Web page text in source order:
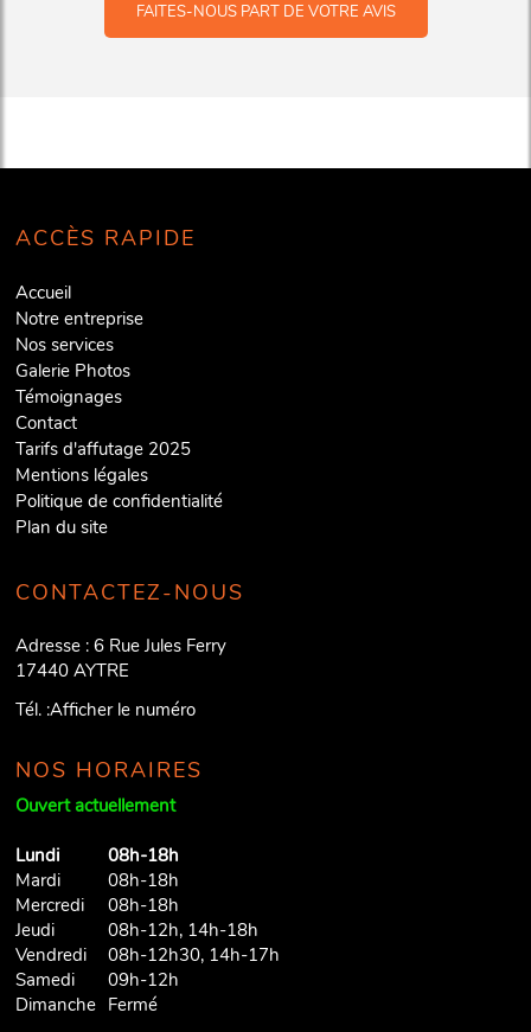
FAITES-NOUS PART DE VOTRE AVIS
ACCÈS RAPIDE
Accueil
Notre entreprise
Nos services
Galerie Photos
Témoignages
Contact
Tarifs d'affutage 2025
Mentions légales
Politique de confidentialité
Plan du site
CONTACTEZ-NOUS
Adresse :6 Rue Jules Ferry
17440 AYTRE
Tél. :Afficher le numéro
NOS HORAIRES
Ouvert actuellement
Lundi
08h-18h
Mardi
08h-18h
Mercredi
08h-18h
Jeudi
08h-12h, 14h-18h
Vendredi
08h-12h30, 14h-17h
Samedi
09h-12h
Dimanche Fermé